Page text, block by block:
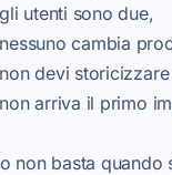
utenti sono due,
cambia
devi storicizzare
arriva il primo
non basta